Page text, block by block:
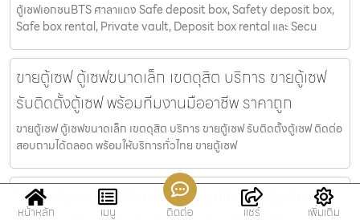
ตู้เซฟเอกชนBTS ศาลาแดง Safe deposit box, Safety deposit box,
Safe box rental, Private vault, Deposit box rental และ Secu
ขายตู้เซฟ ตู้เซฟขนาดเล็ก เขตดุสิต บริการ ขายตู้เซฟ
รับติดตั้งตู้เซฟ พร้อมทีมงานมืออาชีพ ราคาถูก
ขายตู้เซฟ ตู้เซฟขนาดเล็ก เขตดุสิต บริการ ขายตู้เซฟ รับติดตั้งตู้เซฟ ติดต่อ
สอบถามได้ตลอด พร้อมให้บริการทั่วไทย ขายตู้เซฟ
Security box rentalสามย่าน Safe deposit box,
หน้าหลัก เมนู ติดต่อ แชร์ เพิ่มเติม